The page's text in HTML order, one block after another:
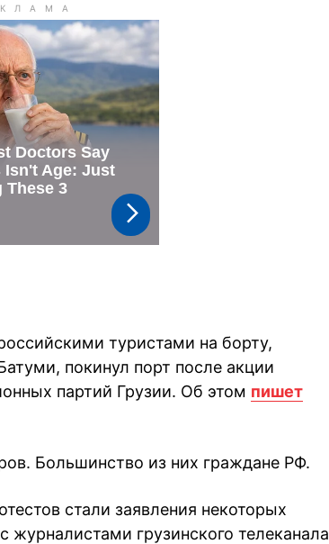
туристами на борту,
покинул порт после акции
партий Грузии. Об этом пишет
Большинство из них граждане РФ.
стали заявления некоторых
журналистами грузинского телеканала